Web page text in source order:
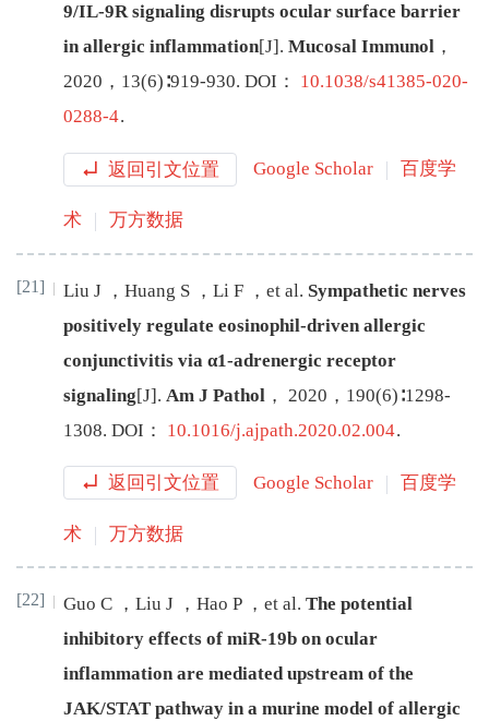
9/IL-9R signaling disrupts ocular surface barrier
in allergic inflammation[J] . Mucosal Immunol ，
2020 ， 13(6)∶919-930. DOI： 10.1038/s41385-020-
0288-4.
返回引文位置 Google Scholar 百度学
术 万方数据
[21] Liu J ， Huang S ， Li F ， et al. Sympathetic nerves
positively regulate eosinophil-driven allergic
conjunctivitis via α1-adrenergic receptor
signaling[J]. Am J Pathol ， 2020 ， 190(6)∶1298-
1308. DOI： 10.1016/j.ajpath.2020.02.004.
返回引文位置 Google Scholar 百度学
术 万方数据
[22] Guo C ， Liu J ， Hao P ， et al. The potential
inhibitory effects of miR-19b on ocular
inflammation are mediated upstream of the
JAK/STAT pathway in a murine model of allergic